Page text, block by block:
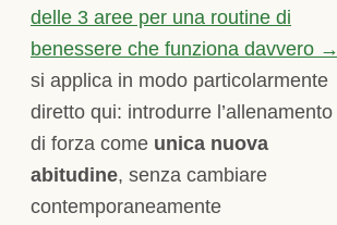
delle 3 aree per una routine di
benessere che funziona davvero →
si applica in modo particolarmente
diretto qui: introdurre l’allenamento
di forza come unica nuova
abitudine, senza cambiare
contemporaneamente